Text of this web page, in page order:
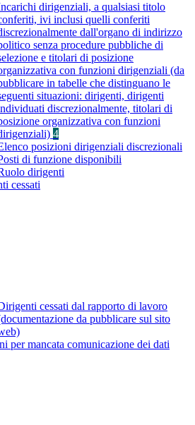
dirigenziali, a qualsiasi titolo
ivi inclusi quelli conferiti
dall'organo di indirizzo
senza procedure pubbliche di
e titolari di posizione
con funzioni dirigenziali (da
in tabelle che distinguano le
situazioni: dirigenti, dirigenti
discrezionalmente, titolari di
organizzativa con funzioni
4
posizioni dirigenziali discrezionali
di funzione disponibili
dirigenti
cessati
cessati dal rapporto di lavoro
da pubblicare sul sito
per mancata comunicazione dei dati